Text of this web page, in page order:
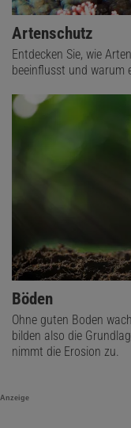
Artenschutz
Entdecken Sie, wie
beeinflusst und warum
Böden
Ohne guten Boden
bilden also die
nimmt die Erosion zu.
Anzeige